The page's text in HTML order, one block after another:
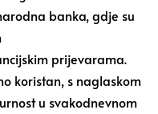
banka, gdje su
prijevarama.
koristan, s naglaskom
u svakodnevnom